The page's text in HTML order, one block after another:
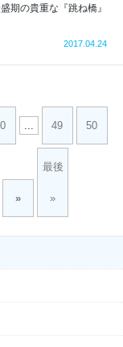
期の貴重な『跳ね橋』
2017.04.24
... 49 50
»
最後
»